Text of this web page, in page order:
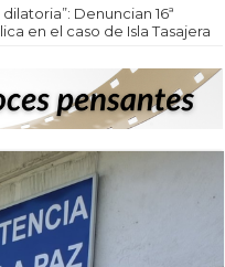
Denuncian 16ª
en el caso de Isla Tasajera